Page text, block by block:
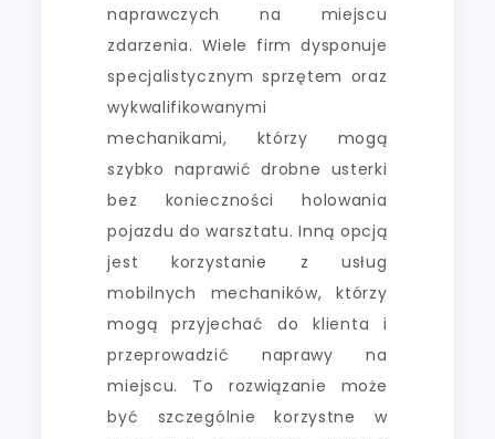
naprawczych na miejscu
zdarzenia. Wiele firm dysponuje
specjalistycznym sprzętem oraz
wykwalifikowanymi
mechanikami, którzy mogą
szybko naprawić drobne usterki
bez konieczności holowania
pojazdu do warsztatu. Inną opcją
jest korzystanie z usług
mobilnych mechaników, którzy
mogą przyjechać do klienta i
przeprowadzić naprawy na
miejscu. To rozwiązanie może
być szczególnie korzystne w